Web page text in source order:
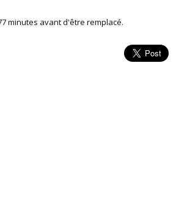
minutes avant d'être remplacé.